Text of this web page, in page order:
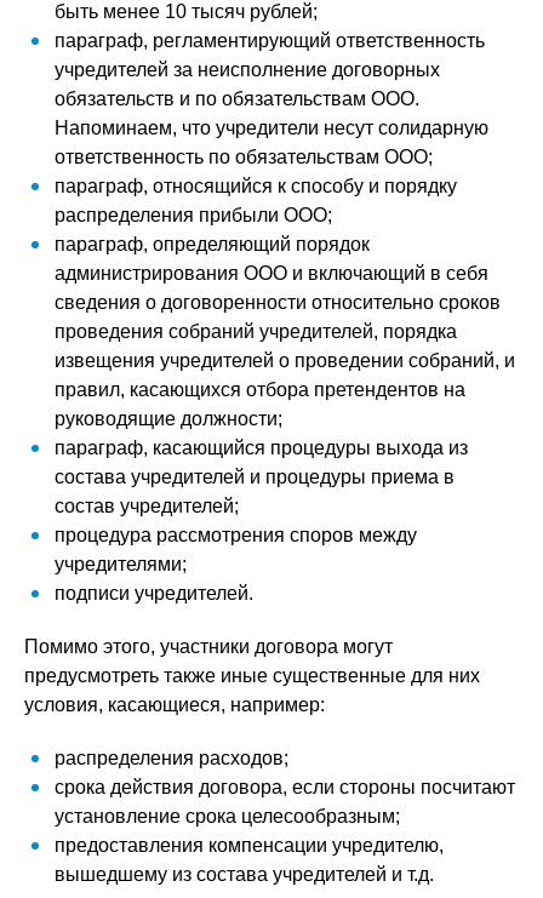
быть менее 10 тысяч рублей;
параграф, регламентирующий ответственность
учредителей за неисполнение договорных
обязательств и по обязательствам ООО.
Напоминаем, что учредители несут солидарную
ответственность по обязательствам ООО;
параграф, относящийся к способу и порядку
распределения прибыли ООО;
параграф, определяющий порядок
администрирования ООО и включающий в себя
сведения о договоренности относительно сроков
проведения собраний учредителей, порядка
извещения учредителей о проведении собраний, и
правил, касающихся отбора претендентов на
руководящие должности;
параграф, касающийся процедуры выхода из
состава учредителей и процедуры приема в
состав учредителей;
процедура рассмотрения споров между
учредителями;
подписи учредителей.
Помимо этого, участники договора могут
предусмотреть также иные существенные для них
условия, касающиеся, например:
распределения расходов;
срока действия договора, если стороны посчитают
установление срока целесообразным;
предоставления компенсации учредителю,
вышедшему из состава учредителей и т.д.